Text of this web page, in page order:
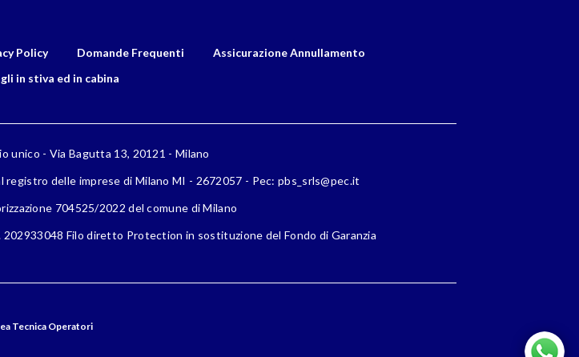
Policy Domande Frequenti
Assicurazione Annullamento
in stiva ed in cabina
unico - Via Bagutta 13, 20121 - Milano
delle imprese di Milano MI - 2672057 - Pec: pbs_srls@pec.it
704525/2022 del comune di Milano
202933048 Filo diretto Protection in sostituzione del Fondo di Garanzia
Tecnica Operatori